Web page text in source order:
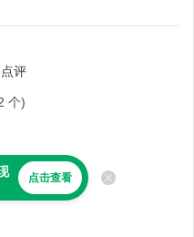
评
个)
点击查看